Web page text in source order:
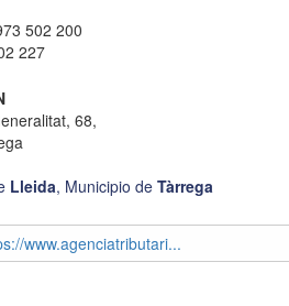
502 200
227
68,
Lleida, Municipio de Tàrrega
www.agenciatributari...